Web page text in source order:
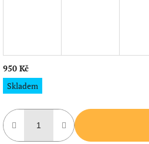
950 Kč
Měrná
cena:
Skladem